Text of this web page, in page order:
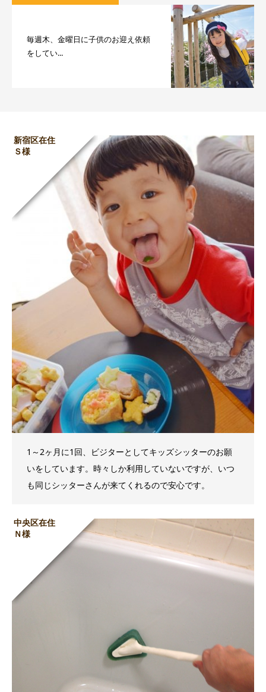
毎週木、金曜日に子供のお迎え依頼
をしてい...
新宿区在住
Ｓ様
1～2ヶ月に1回、ビジターとしてキッズシッターのお願
いをしています。時々しか利用していないですが、いつ
も同じシッターさんが来てくれるので安心です。
中央区在住
Ｎ様